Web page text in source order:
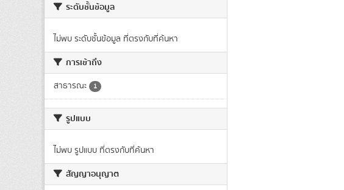
ระดับชั้นข้อมูล
ไม่พบ ระดับชั้นข้อมูล ที่ตรงกับที่ค้นหา
การเข้าถึง
สาธารณะ 1
รูปแบบ
ไม่พบ รูปแบบ ที่ตรงกับที่ค้นหา
สัญญาอนุญาต